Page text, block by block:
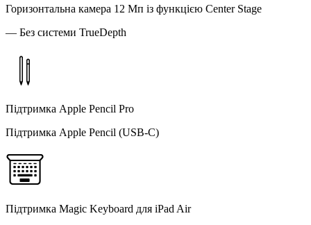
Горизонтальна камера 12 Мп із функцією Center Stage
— Без системи TrueDepth
Підтримка Apple Pencil Pro
Підтримка Apple Pencil (USB-C)
Підтримка Magic Keyboard для iPad Air